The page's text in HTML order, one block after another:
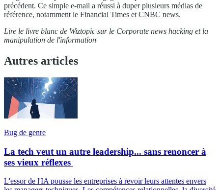
précédent. Ce simple e-mail a réussi à duper plusieurs médias de
référence, notamment le Financial Times et CNBC news.
Lire le livre blanc de Wiztopic sur le Corporate news hacking et la
manipulation de l'information
Autres articles
Bug de genre
La tech veut un autre leadership... sans renoncer à
ses vieux réflexes
L'essor de l'IA pousse les entreprises à revoir leurs attentes envers